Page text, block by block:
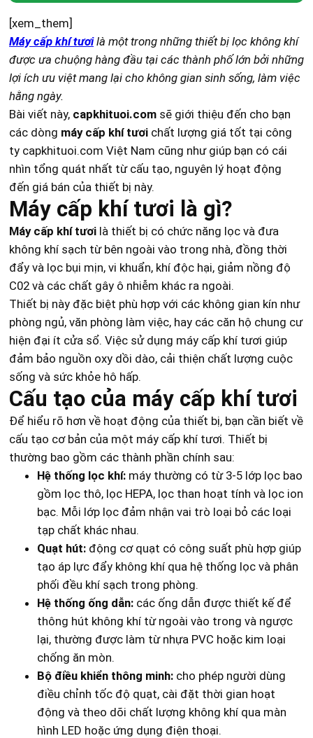
thất thoát còn giảm thêm 30–40%.
Căn hộ nhỏ / phòng ngủ: chọn máy dân dụng
mini hoặc âm trần.
Văn phòng / nhà hàng: dùng máy hồi nhiệt HRV
hoặc ERV.
Nhà xưởng / kho bãi: cần hệ thống cấp khí
công nghiệp công suất lớn.
Nên ưu tiên thương hiệu có bộ lọc HEPA, cảm
biến CO₂ và tiết kiệm năng lượng.
Vệ sinh màng lọc định kỳ 1–2 tháng/lần (tùy
môi trường).
Thay lõi lọc HEPA sau 6–12 tháng để duy trì
hiệu quả lọc khí.
Kiểm tra quạt, ống dẫn, van gió định kỳ để
đảm bảo lưu lượng khí ổn định.
Việc bảo trì đúng cách giúp máy hoạt động
êm, bền và tiết kiệm điện hơn.
[xem_them]
Máy cấp khí tươilà một trong những thiết bị lọc không khí
được ưa chuộng hàng đầu tại các thành phố lớn bởi những
lợi ích ưu việt mang lại cho không gian sinh sống, làm việc
hằng ngày.
Bài viết này, capkhituoi.com sẽ giới thiệu đến cho bạn
các dòng máy cấp khí tươi chất lượng giá tốt tại công
ty capkhituoi.com Việt Nam cũng như giúp bạn có cái
nhìn tổng quát nhất từ cấu tạo, nguyên lý hoạt động
đến giá bán của thiết bị này.
Máy cấp khí tươi là gì?
Máy cấp khí tươi là thiết bị có chức năng lọc và đưa
không khí sạch từ bên ngoài vào trong nhà, đồng thời
đẩy và lọc bụi mịn, vi khuẩn, khí độc hại, giảm nồng độ
C02 và các chất gây ô nhiễm khác ra ngoài.
Thiết bị này đặc biệt phù hợp với các không gian kín như
phòng ngủ, văn phòng làm việc, hay các căn hộ chung cư
hiện đại ít cửa sổ. Việc sử dụng máy cấp khí tươi giúp
đảm bảo nguồn oxy dồi dào, cải thiện chất lượng cuộc
sống và sức khỏe hô hấp.
Cấu tạo của máy cấp khí tươi
Để hiểu rõ hơn về hoạt động của thiết bị, bạn cần biết về
cấu tạo cơ bản của một máy cấp khí tươi. Thiết bị
thường bao gồm các thành phần chính sau:
Hệ thống lọc khí: máy thường có từ 3-5 lớp lọc bao
gồm lọc thô, lọc HEPA, lọc than hoạt tính và lọc ion
bạc. Mỗi lớp lọc đảm nhận vai trò loại bỏ các loại
tạp chất khác nhau.
Quạt hút: động cơ quạt có công suất phù hợp giúp
tạo áp lực đẩy không khí qua hệ thống lọc và phân
phối đều khí sạch trong phòng.
Hệ thống ống dẫn: các ống dẫn được thiết kế để
thông hút không khí từ ngoài vào trong và ngược
lại, thường được làm từ nhựa PVC hoặc kim loại
chống ăn mòn.
Bộ điều khiển thông minh: cho phép người dùng
điều chỉnh tốc độ quạt, cài đặt thời gian hoạt
động và theo dõi chất lượng không khí qua màn
hình LED hoặc ứng dụng điện thoại.